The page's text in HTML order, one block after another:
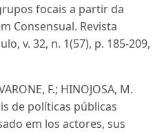
focais a partir da
Consensual. Revista
v. 32, n. 1(57), p. 185-209,
F.; HINOJOSA, M.
de políticas públicas
em los actores, sus